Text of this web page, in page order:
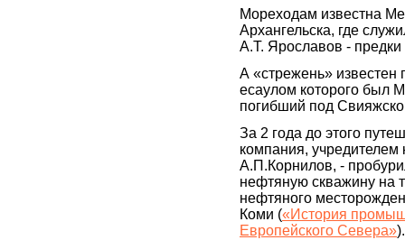
Мореходам известна
Архангельска, где
А.Т. Ярославов -
А «стрежень» известен
есаулом которого был
погибший под
За 2 года до этого
компания, учредителем
А.П.Корнилов, -
нефтяную скважину на
нефтяного
Коми («История
Европейского Севера»).